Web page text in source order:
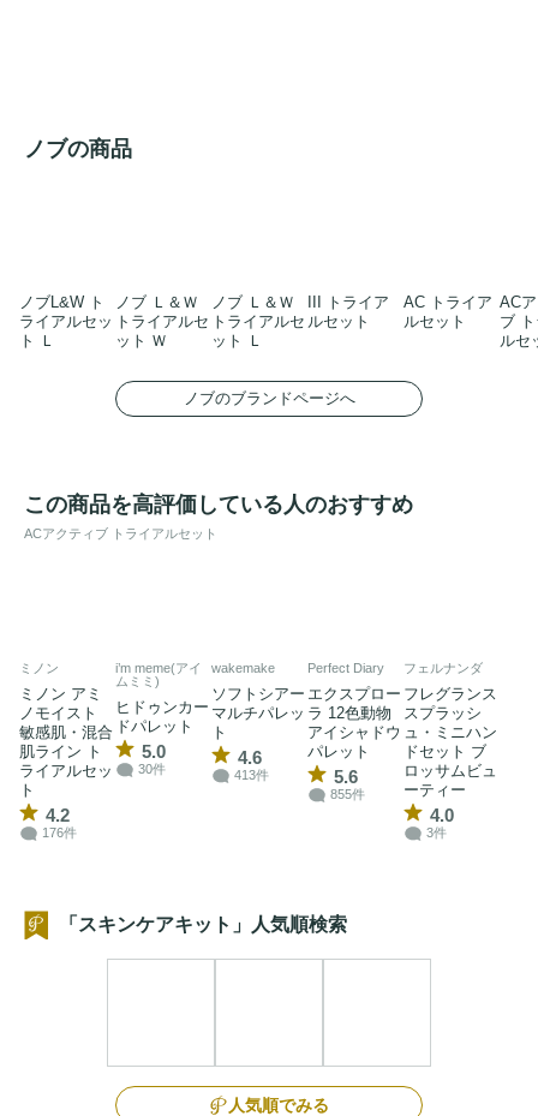
ノブの商品
ノブL&W ト
ライアルセッ
ト Ｌ
ノブ Ｌ＆Ｗ
トライアルセ
ット Ｗ
ノブ Ｌ＆Ｗ
トライアルセ
ット Ｌ
III トライア
ルセット
AC トライア
ルセット
AC
ブ
ルセ
ノブのブランドページへ
この商品を高評価している人のおすすめ
ACアクティブ トライアルセット
ミノン
ミノン アミ
ノモイスト
敏感肌・混合
肌ライン ト
ライアルセッ
ト
4.2
176件
i’m meme(アイ
ムミミ)
ヒドゥンカー
ドパレット
5.0
30件
wakemake
ソフトシアー
マルチパレッ
ト
4.6
413件
Perfect Diary
エクスプロー
ラ 12色動物
アイシャドウ
パレット
5.6
855件
フェルナンダ
フレグランス
スプラッシ
ュ・ミニハン
ドセット ブ
ロッサムビュ
ーティー
4.0
3件
「スキンケアキット」人気順検索
人気順でみる